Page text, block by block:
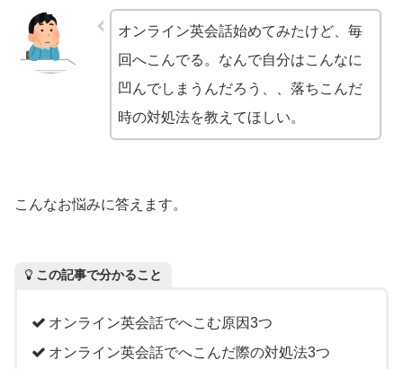
オンライン英会話始めてみたけど、毎
回へこんでる。なんで自分はこんなに
凹んでしまうんだろう、、落ちこんだ
時の対処法を教えてほしい。
こんなお悩みに答えます。
この記事で分かること
オンライン英会話でへこむ原因3つ
オンライン英会話でへこんだ際の対処法3つ